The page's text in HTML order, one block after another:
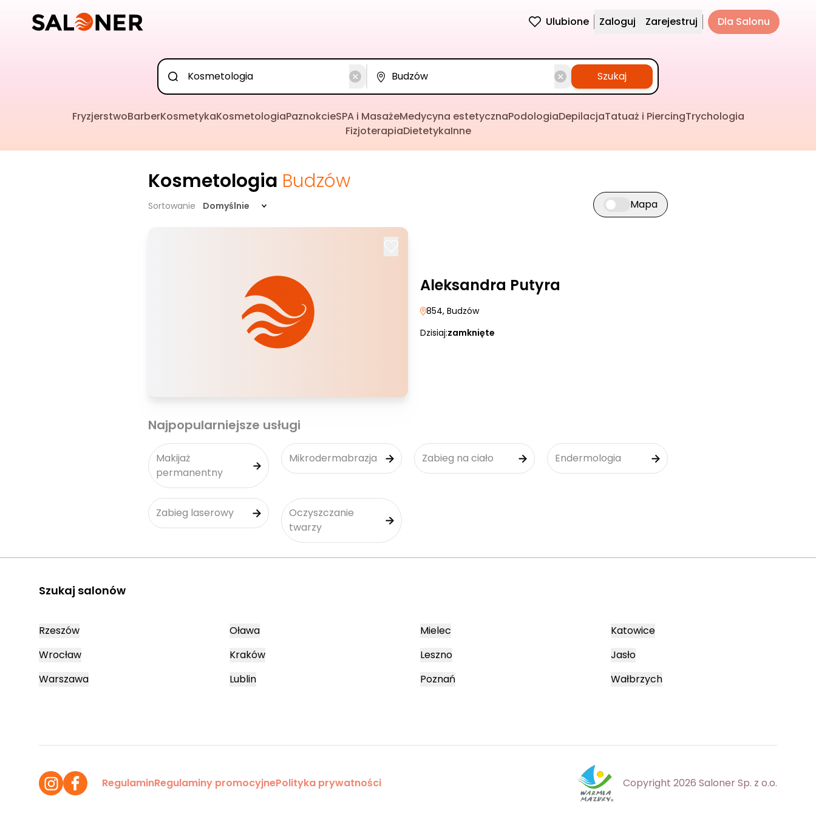
Ulubione Zaloguj Zarejestruj Dla Salonu
Szukaj
FryzjerstwoBarberKosmetykaKosmetologiaPaznokcieSPA i MasażeMedycyna estetycznaPodologiaDepilacjaTatuaż i PiercingTrychologia
FizjoterapiaDietetykaInne
Kosmetologia Budzów
Sortowanie Domyślnie Przełącz widok mapy
Mapa
Aleksandra Putyra
854, Budzów
Dzisiaj:zamknięte
Najpopularniejsze usługi
Makijaż
permanentny
Mikrodermabrazja Zabieg na ciało Endermologia
Zabieg laserowy
Oczyszczanie
twarzy
Szukaj salonów
Rzeszów
Wrocław
Warszawa
Oława
Kraków
Lublin
Mielec
Leszno
Poznań
Katowice
Jasło
Wałbrzych
RegulaminRegulaminy promocyjnePolityka prywatności Copyright 2026 Saloner Sp. z o.o.